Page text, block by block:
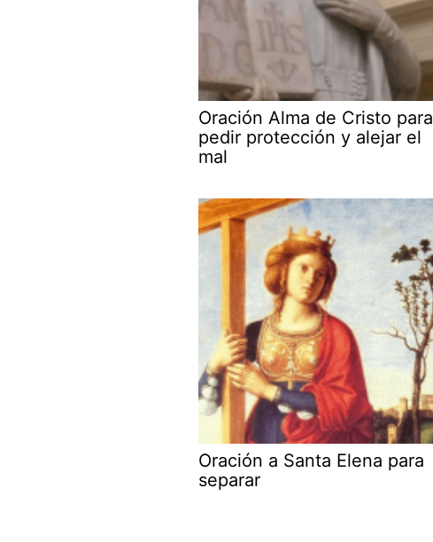
Oración Alma de Cristo para
pedir protección y alejar el
mal
Oración a Santa Elena para
separar